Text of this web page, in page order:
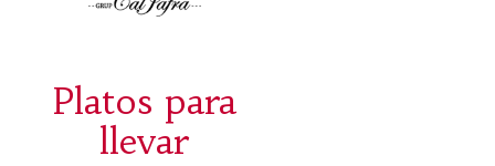
Platos para
llevar